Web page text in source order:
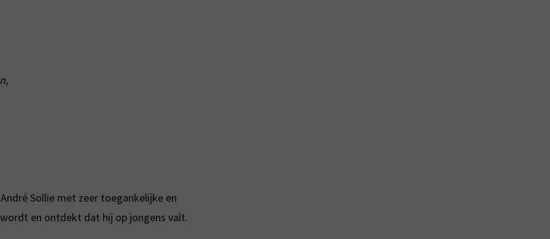
Sollie met zeer toegankelijke en
en ontdekt dat hij op jongens valt.